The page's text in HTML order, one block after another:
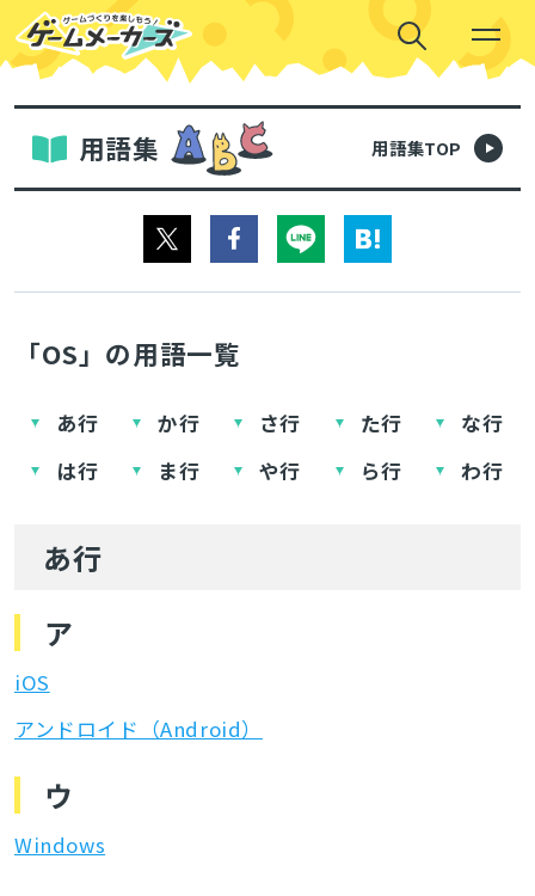
用語集 用語集TOP
「OS」の用語一覧
あ行 か行 さ行 た行
な行
は行
ま行 や行 ら行 わ行
あ行
ア
iOS
アンドロイド（Android）
ウ
Windows